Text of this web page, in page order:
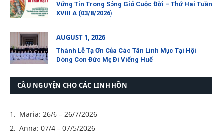
Vững Tin Trong Sóng Gió Cuộc Đời – Thứ Hai Tuần
XVIII A (03/8/2026)
AUGUST 1, 2026
Thánh Lễ Tạ Ơn Của Các Tân Linh Mục Tại Hội
Dòng Con Đức Mẹ Đi Viếng Huế
CẦU NGUYỆN CHO CÁC LINH HỒN
Maria: 26/6 – 26/7/2026
Anna: 07/4 – 07/5/2026